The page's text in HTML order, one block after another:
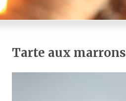
Tarte aux marrons